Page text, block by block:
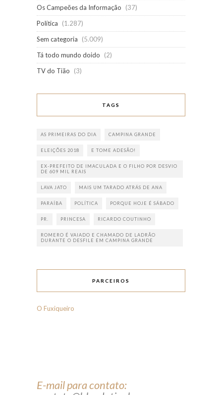
Os Campeões da Informação
(37)
Política
(1.287)
Sem categoria
(5.009)
Tá todo mundo doido
(2)
TV do Tião
(3)
TAGS
AS PRIMEIRAS DO DIA CAMPINA GRANDE
ELEIÇÕES 2018 E TOME ADESÃO!
EX-PREFEITO DE IMACULADA E O FILHO POR DESVIO
DE 609 MIL REAIS
LAVA JATO MAIS UM TARADO ATRÁS DE ANA
PARAÍBA POLÍTICA PORQUE HOJE É SÁBADO
PR. PRINCESA RICARDO COUTINHO
ROMERO É VAIADO E CHAMADO DE LADRÃO
DURANTE O DESFILE EM CAMPINA GRANDE
PARCEIROS
O Fuxiqueiro
E-mail para contato: